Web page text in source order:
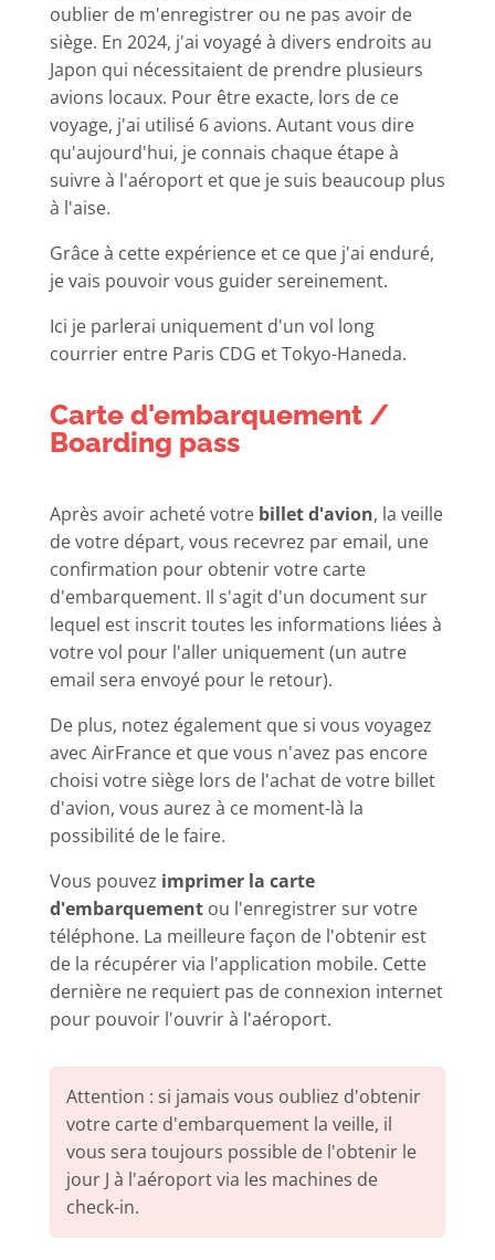
oublier de m'enregistrer ou ne pas avoir de
siège. En 2024, j'ai voyagé à divers endroits au
Japon qui nécessitaient de prendre plusieurs
avions locaux. Pour être exacte, lors de ce
voyage, j'ai utilisé 6 avions. Autant vous dire
qu'aujourd'hui, je connais chaque étape à
suivre à l'aéroport et que je suis beaucoup plus
à l'aise.
Grâce à cette expérience et ce que j'ai enduré,
je vais pouvoir vous guider sereinement.
Ici je parlerai uniquement d'un vol long
courrier entre Paris CDG et Tokyo-Haneda.
Carte d'embarquement /
Boarding pass
Après avoir acheté votre billet d'avion, la veille
de votre départ, vous recevrez par email, une
confirmation pour obtenir votre carte
d'embarquement. Il s'agit d'un document sur
lequel est inscrit toutes les informations liées à
votre vol pour l'aller uniquement (un autre
email sera envoyé pour le retour).
De plus, notez également que si vous voyagez
avec AirFrance et que vous n'avez pas encore
choisi votre siège lors de l'achat de votre billet
d'avion, vous aurez à ce moment-là la
possibilité de le faire.
Vous pouvez imprimer la carte
d'embarquementou l'enregistrer sur votre
téléphone. La meilleure façon de l'obtenir est
de la récupérer via l'application mobile. Cette
dernière ne requiert pas de connexion internet
pour pouvoir l'ouvrir à l'aéroport.
Attention : si jamais vous oubliez d'obtenir
votre carte d'embarquement la veille, il
vous sera toujours possible de l'obtenir le
jour J à l'aéroport via les machines de
check-in.